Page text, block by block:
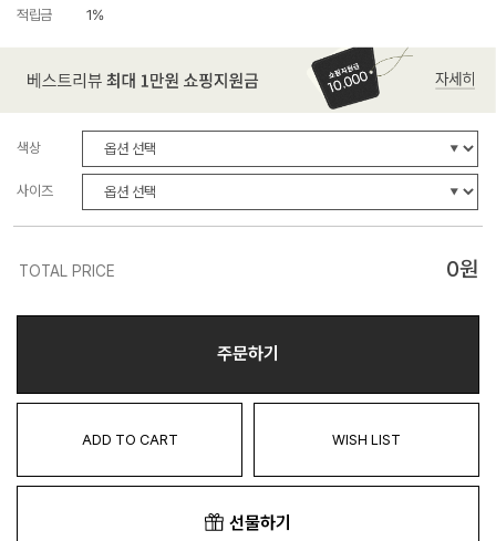
적립금 1%
색상
사이즈
TOTAL PRICE 0원
주문하기
ADD TO CART WISH LIST
선물하기